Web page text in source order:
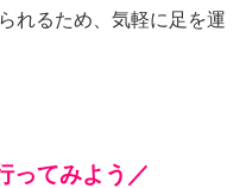
れるため、気軽に足を運
ってみよう／